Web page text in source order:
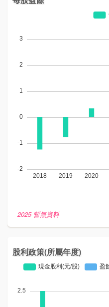
2025 暫無資料
股利政策(所屬年度)